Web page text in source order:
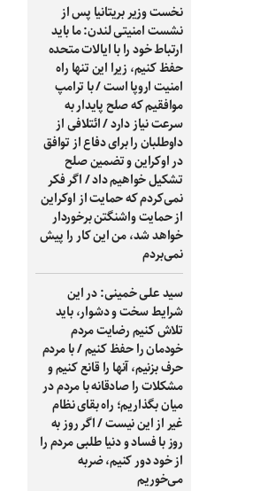
نخست وزیر بریتانیا پس از
نشست امنیتی لندن: ما باید
ارتباط خود را با ایالات متحده
حفظ کنیم، زیرا این تنها راه
امنیت اروپا است / با ترامپ
موافقیم که صلح پایدار به
سرعت نیاز دارد / ائتلافی از
داوطلبان را برای دفاع از توافق
در اوکراین و تضمین صلح
تشکیل خواهیم داد / اگر فکر
نمی‌کردم که حمایت از اوکراین
از حمایت واشنگتن برخوردار
خواهد شد، من این کار را پیش
نمی‌بردم
سید علی خمینی: در این
شرایط سخت و دشوار، باید
تلاش کنیم رضایت مردم
خودمان را حفظ کنیم / با مردم
حرف بزنیم، آنها را قانع کنیم و
مشکلات را صادقانه با مردم در
میان بگذاریم؛ راه بقای نظام
غیر از این نیست / اگر روز به
روز با فساد و دنیا طلبی مردم را
از خود دور کنیم، ضربه
می‌خوریم